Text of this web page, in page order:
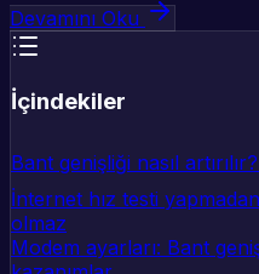
Devamını Oku
İçindekiler
Bant genişliği nasıl
İnternet hız testi
olmaz
Modem ayarları: Bant